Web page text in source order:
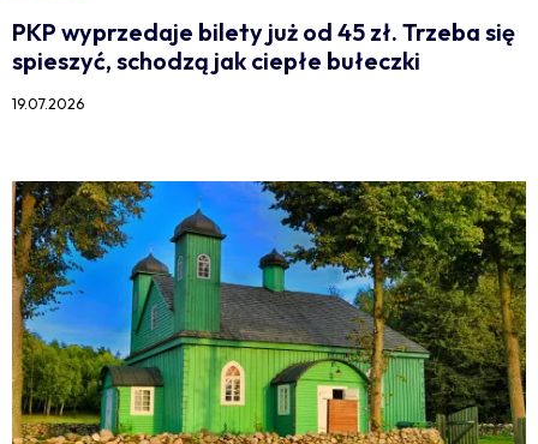
PKP wyprzedaje bilety już od 45 zł. Trzeba się
spieszyć, schodzą jak ciepłe bułeczki
19.07.2026